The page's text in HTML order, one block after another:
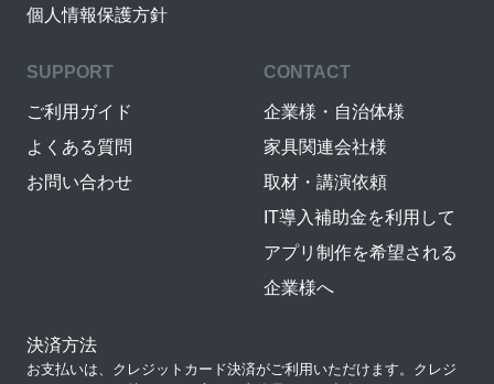
個人情報保護方針
SUPPORT
ご利用ガイド
よくある質問
お問い合わせ
CONTACT
企業様・自治体様
家具関連会社様
取材・講演依頼
IT導入補助金を利用して
アプリ制作を希望される
企業様へ
決済方法
お支払いは、クレジットカード決済がご利用いただけます。クレジ